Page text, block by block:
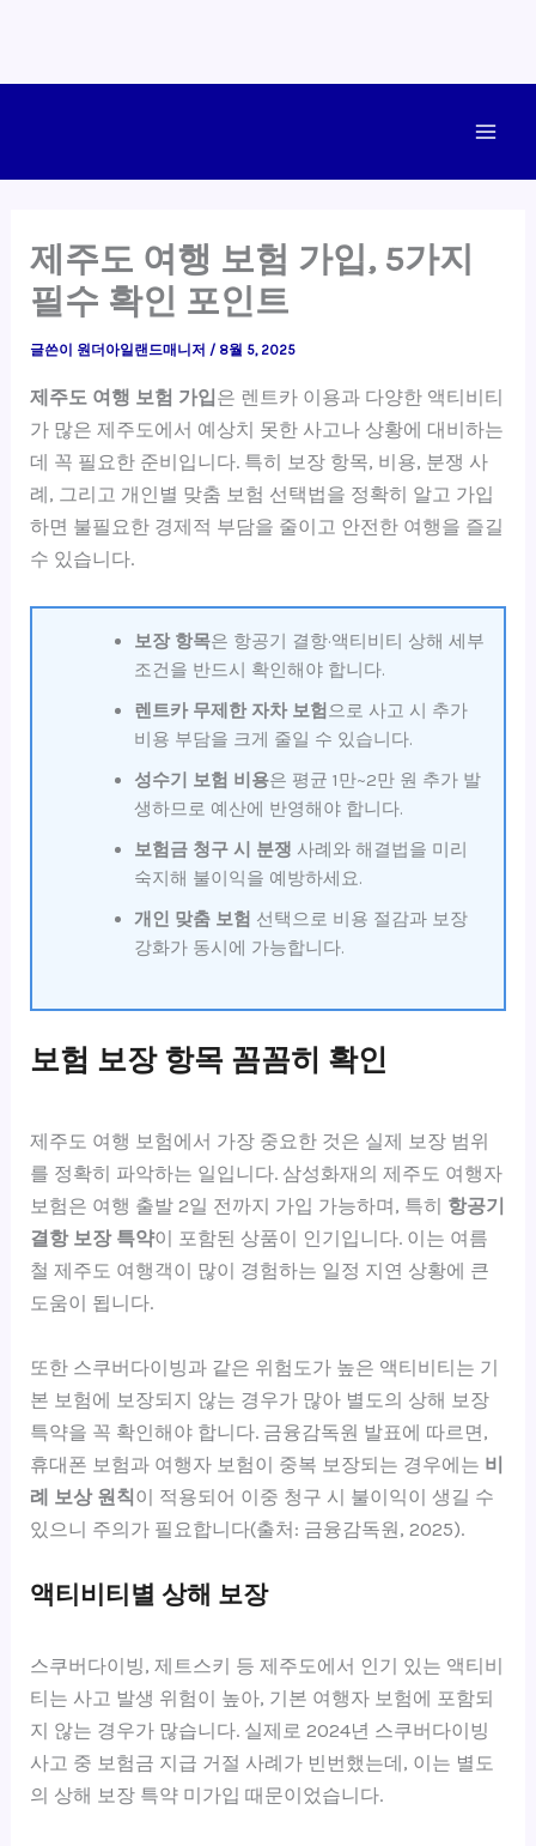
제주도 여행 보험 가입, 5가지
필수 확인 포인트
글쓴이 원더아일랜드매니저 / 8월 5, 2025
제주도 여행 보험 가입은 렌트카 이용과 다양한 액티비티
가 많은 제주도에서 예상치 못한 사고나 상황에 대비하는
데 꼭 필요한 준비입니다. 특히 보장 항목, 비용, 분쟁 사
례, 그리고 개인별 맞춤 보험 선택법을 정확히 알고 가입
하면 불필요한 경제적 부담을 줄이고 안전한 여행을 즐길
수 있습니다.
보장 항목은 항공기 결항·액티비티 상해 세부
조건을 반드시 확인해야 합니다.
렌트카 무제한 자차 보험 으로 사고 시 추가
비용 부담을 크게 줄일 수 있습니다.
성수기 보험 비용은 평균 1만~2만 원 추가 발
생하므로 예산에 반영해야 합니다.
보험금 청구 시 분쟁 사례와 해결법을 미리
숙지해 불이익을 예방하세요.
개인 맞춤 보험 선택으로 비용 절감과 보장
강화가 동시에 가능합니다.
보험 보장 항목 꼼꼼히 확인
제주도 여행 보험에서 가장 중요한 것은 실제 보장 범위
를 정확히 파악하는 일입니다. 삼성화재의 제주도 여행자
보험은 여행 출발 2일 전까지 가입 가능하며, 특히 항공기
결항 보장 특약이 포함된 상품이 인기입니다. 이는 여름
철 제주도 여행객이 많이 경험하는 일정 지연 상황에 큰
도움이 됩니다.
또한 스쿠버다이빙과 같은 위험도가 높은 액티비티는 기
본 보험에 보장되지 않는 경우가 많아 별도의 상해 보장
특약을 꼭 확인해야 합니다. 금융감독원 발표에 따르면,
휴대폰 보험과 여행자 보험이 중복 보장되는 경우에는 비
례 보상 원칙이 적용되어 이중 청구 시 불이익이 생길 수
있으니 주의가 필요합니다(출처: 금융감독원, 2025).
액티비티별 상해 보장
스쿠버다이빙, 제트스키 등 제주도에서 인기 있는 액티비
티는 사고 발생 위험이 높아, 기본 여행자 보험에 포함되
지 않는 경우가 많습니다. 실제로 2024년 스쿠버다이빙
사고 중 보험금 지급 거절 사례가 빈번했는데, 이는 별도
의 상해 보장 특약 미가입 때문이었습니다.